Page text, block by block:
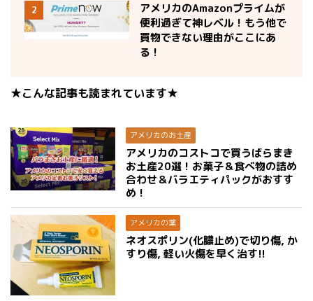
2
アメリカのAmazonプライムが
便利過ぎて神レベル！もう他で
買物できない理由がここにあ
る！
★こんな記事も読まれています★
アメリカのお土産
アメリカのコストコで買うばらまき
お土産20選！お菓子＆食べ物の詰め
合わせ＆バラエティパックがおすす
め！
アメリカの薬
ネオスポリン(化膿止め)で切り傷, か
すり傷, 軽い火傷を早く治す!!